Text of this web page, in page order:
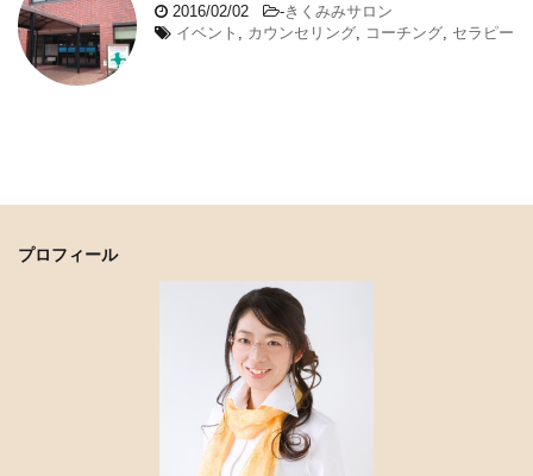
2016/02/02 -きくみみサロン
イベント
カウンセリング コーチング セラピー
プロフィール